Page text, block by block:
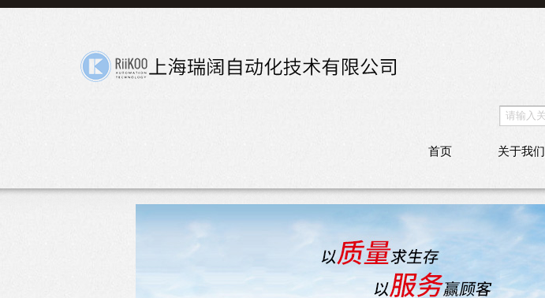
首页 关于我们